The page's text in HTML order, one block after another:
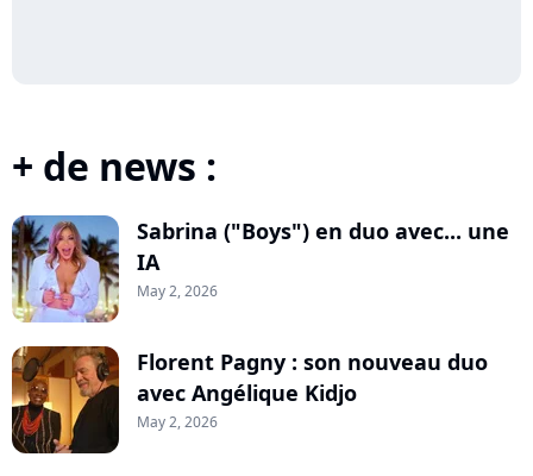
+ de news :
Sabrina ("Boys") en duo avec... une
IA
May 2, 2026
Florent Pagny : son nouveau duo
avec Angélique Kidjo
May 2, 2026